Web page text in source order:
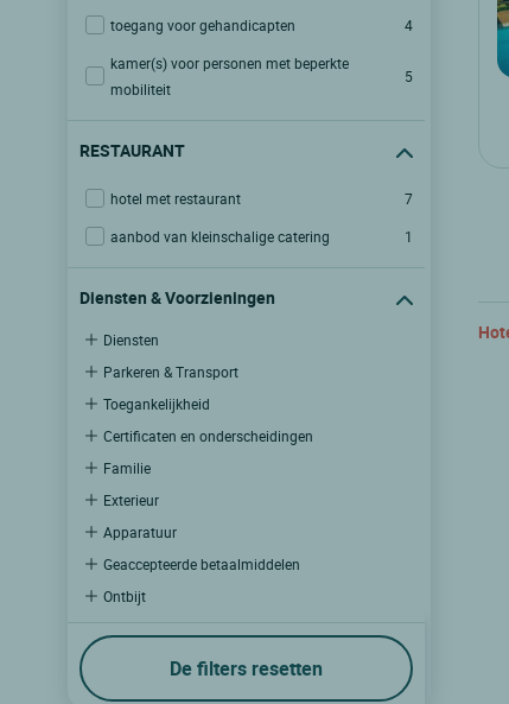
toegang voor gehandicapten
4
kamer(s) voor personen met beperkte
mobiliteit
5
RESTAURANT
hotel met restaurant
7
aanbod van kleinschalige catering
1
Diensten & Voorzieningen
Diensten
Parkeren & Transport
Toegankelijkheid
Certificaten en onderscheidingen
Familie
Exterieur
Apparatuur
Geaccepteerde betaalmiddelen
Ontbijt
Keukens die in het restaurant worden geserveerd
DienstregelingDe filters resetten